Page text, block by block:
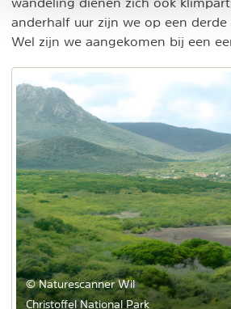
anderhalf uur zijn we op een derde
Wel zijn we aangekomen bij een
© Naturescanner Wil
Christoffel National Park